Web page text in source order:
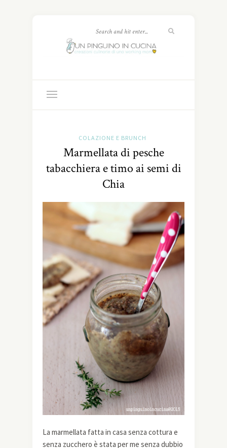
COLAZIONE E BRUNCH
Marmellata di pesche
tabacchiera e timo ai semi di
Chia
La marmellata fatta in casa senza cottura e
senza zucchero è stata per me senza dubbio